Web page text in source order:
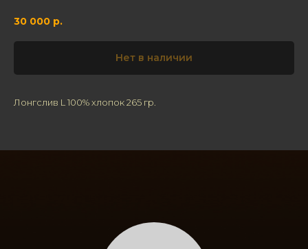
30 000 р.
Нет в наличии
Лонгслив L 100% хлопок 265 гр.